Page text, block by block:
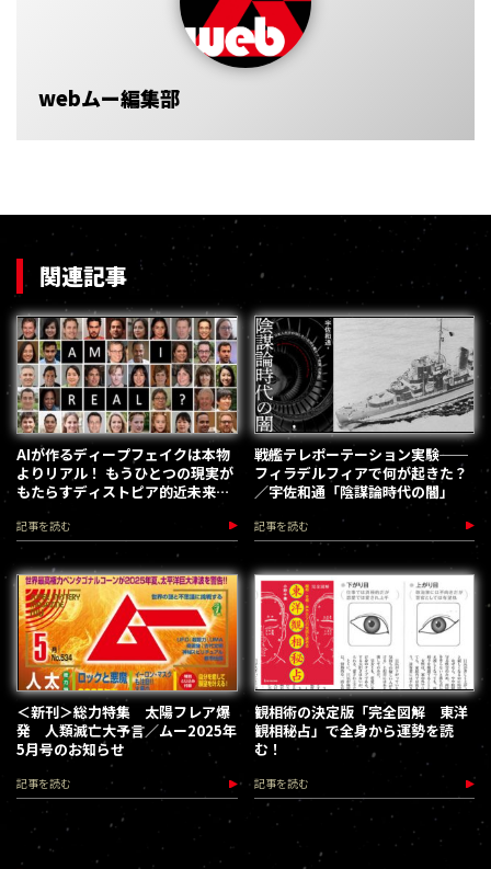
webムー編集部
関連記事
AIが作るディープフェイクは本物
よりリアル！ もうひとつの現実が
もたらすディストピア的近未来／
宇佐和通
記事を読む
戦艦テレポーテーション実験──
フィラデルフィアで何が起きた？
／宇佐和通「陰謀論時代の闇」
記事を読む
＜新刊＞総力特集 太陽フレア爆
発 人類滅亡大予言／ムー2025年
5月号のお知らせ
記事を読む
観相術の決定版「完全図解 東洋
観相秘占」で全身から運勢を読
む！
記事を読む